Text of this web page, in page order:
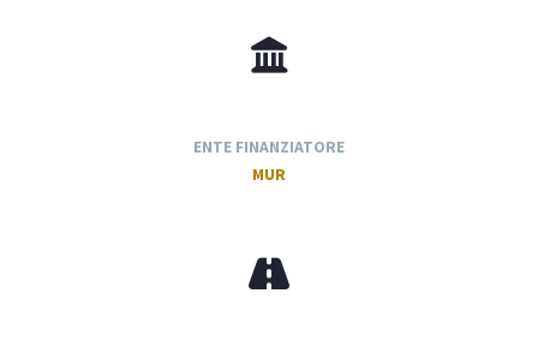
ENTE FINANZIATORE
MUR